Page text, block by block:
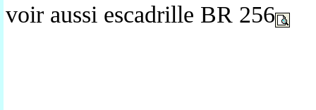
voir aussi escadrille BR 256